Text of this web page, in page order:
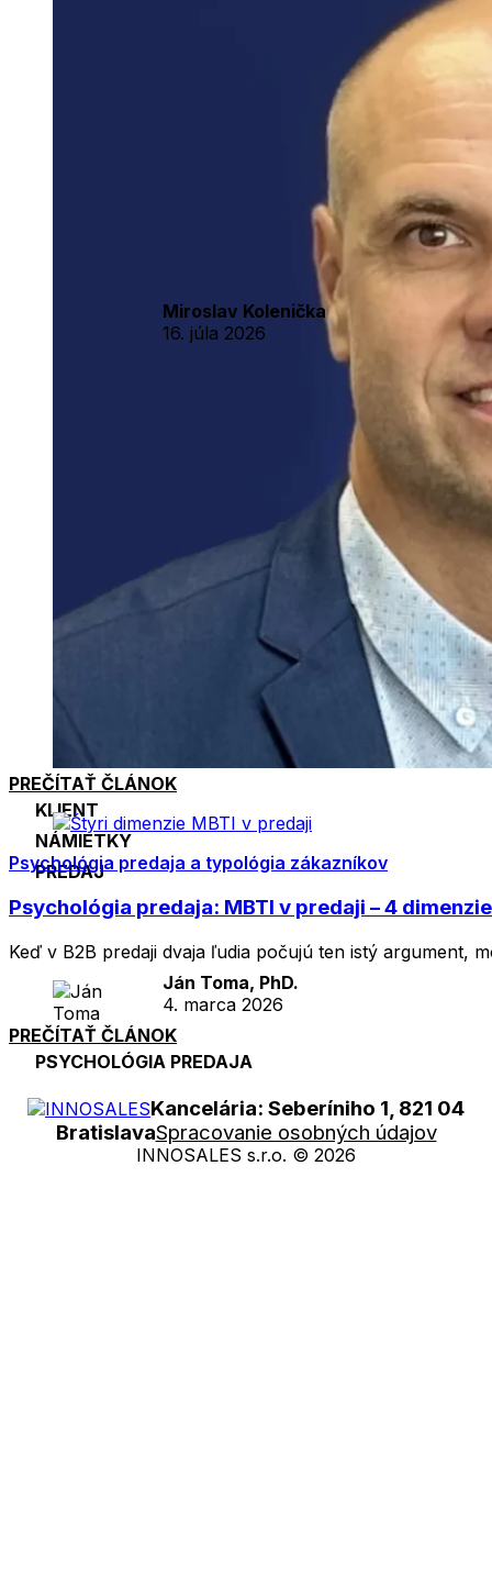
Miroslav Kolenička
16. júla 2026
PREČÍTAŤ ČLÁNOK
KLIENT
NÁMIETKY
PREDAJ
Psychológia predaja a typológia zákazníkov
Psychológia predaja: MBTI v predaji – 4
Keď v B2B predaji dvaja ľudia počujú ten istý argument,
Ján Toma, PhD.
4. marca 2026
PREČÍTAŤ ČLÁNOK
PSYCHOLÓGIA PREDAJA
Kancelária: Seberíniho 1, 821 04
BratislavaSpracovanie osobných údajov
INNOSALES s.r.o. © 2026